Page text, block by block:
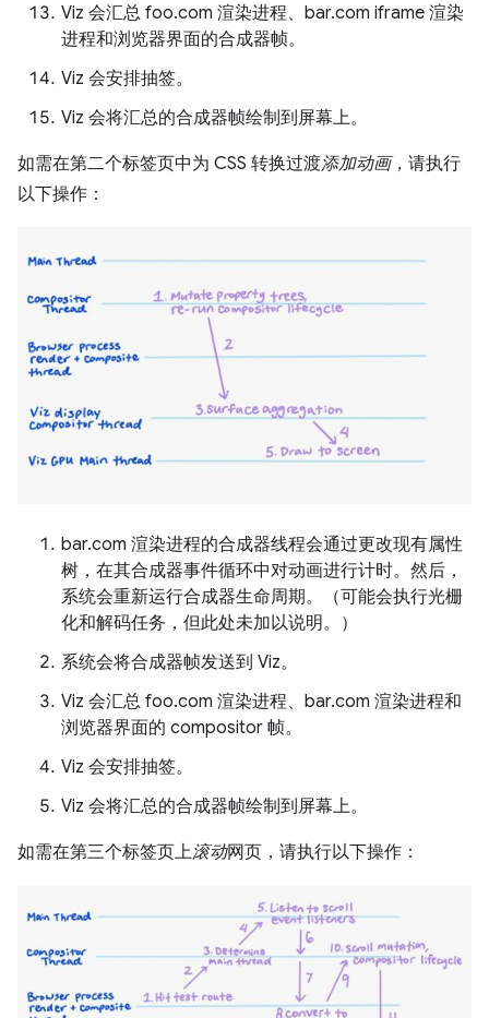
Viz 会汇总 foo.com 渲染进程、bar.com iframe 渲染
进程和浏览器界面的合成器帧。
Viz 会安排抽签。
Viz 会将汇总的合成器帧绘制到屏幕上。
如需在第二个标签页中为 CSS 转换过渡添加动画，请执行
以下操作：
bar.com 渲染进程的合成器线程会通过更改现有属性
树，在其合成器事件循环中对动画进行计时。然后，
系统会重新运行合成器生命周期。（可能会执行光栅
化和解码任务，但此处未加以说明。）
系统会将合成器帧发送到 Viz。
Viz 会汇总 foo.com 渲染进程、bar.com 渲染进程和
浏览器界面的 compositor 帧。
Viz 会安排抽签。
Viz 会将汇总的合成器帧绘制到屏幕上。
如需在第三个标签页上滚动网页，请执行以下操作：